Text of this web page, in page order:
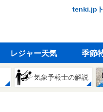
tenki.jp
レジャー天気 季節
気象予報士の解説